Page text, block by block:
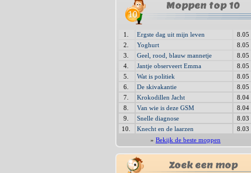
Moppen top 10
1. Ergste dag uit mijn leven
8.05
2.
Yoghurt
8.05
3.
Geel, rood, blauw mannetje
8.05
4.
Jantje observeert Emma
8.05
5.
Wat is politiek
8.05
6.
De skivakantie
8.05
7.
Krokodillen Jacht
8.04
8.
Van wie is deze GSM
8.04
9.
Snelle diagnose
8.03
10.
Knecht en de laarzen
8.03
» Bekijk de beste moppen
Zoek een mop